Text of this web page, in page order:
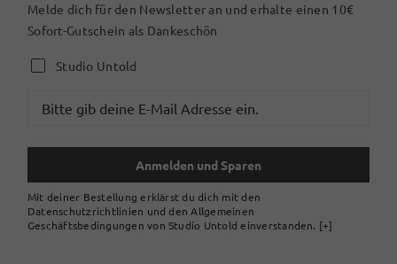
Melde dich für den Newsletter an und erhalte einen 10€
Sofort-Gutschein als Dankeschön
Studio Untold
Anmelden und Sparen
Mit deiner Bestellung erklärst du dich mit den
Datenschutzrichtlinien und den Allgemeinen
Geschäftsbedingungen von Studio Untold einverstanden. [+]